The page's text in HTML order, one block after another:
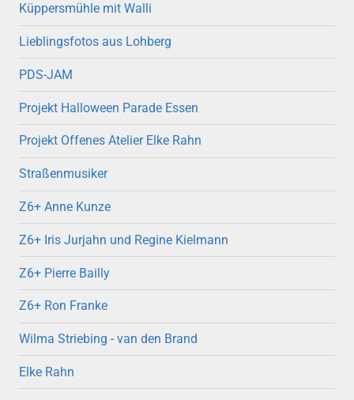
Küppersmühle mit Walli
Lieblingsfotos aus Lohberg
PDS-JAM
Projekt Halloween Parade Essen
Projekt Offenes Atelier Elke Rahn
Straßenmusiker
Z6+ Anne Kunze
Z6+ Iris Jurjahn und Regine Kielmann
Z6+ Pierre Bailly
Z6+ Ron Franke
Wilma Striebing - van den Brand
Elke Rahn